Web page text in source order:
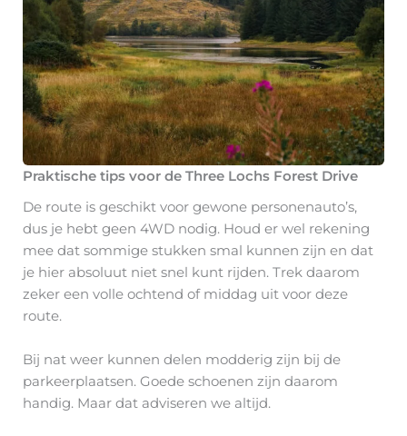
Praktische tips voor de Three Lochs Forest Drive
De route is geschikt voor gewone personenauto’s,
dus je hebt geen 4WD nodig. Houd er wel rekening
mee dat sommige stukken smal kunnen zijn en dat
je hier absoluut niet snel kunt rijden. Trek daarom
zeker een volle ochtend of middag uit voor deze
route.
Bij nat weer kunnen delen modderig zijn bij de
parkeerplaatsen. Goede schoenen zijn daarom
handig. Maar dat adviseren we altijd.